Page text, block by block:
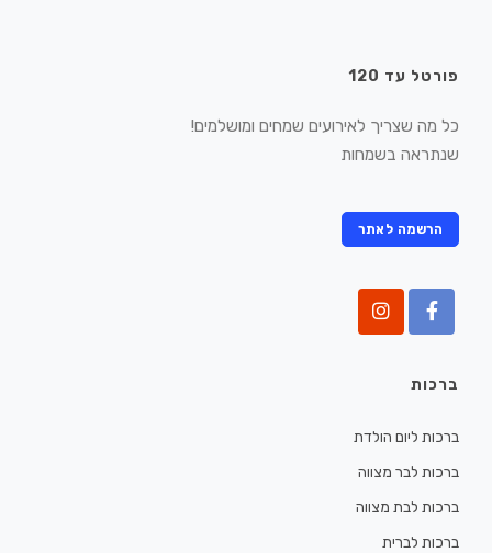
פורטל עד 120
כל מה שצריך לאירועים שמחים ומושלמים!
שנתראה בשמחות
הרשמה לאתר
ברכות
ברכות ליום הולדת
ברכות לבר מצווה
ברכות לבת מצווה
ברכות לברית